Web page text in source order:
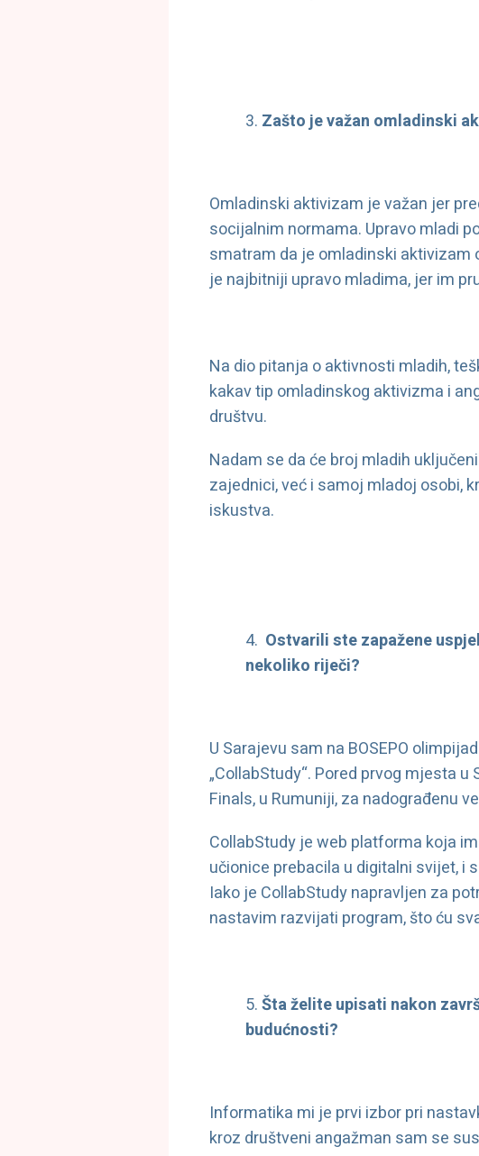
Zašto je važan omladinski
Omladinski aktivizam je važan jer
socijalnim normama. Upravo mladi
smatram da je omladinski aktivizam
je najbitniji upravo mladima, jer im
Na dio pitanja o aktivnosti mladih,
kakav tip omladinskog aktivizma i
društvu.
Nadam se da će broj mladih
zajednici, već i samoj mladoj osobi,
iskustva.
Ostvarili ste zapažene
nekoliko riječi?
U Sarajevu sam na BOSEPO
„CollabStudy“. Pored prvog mjesta
Finals, u Rumuniji, za nadograđenu
CollabStudy je web platforma koja
učionice prebacila u digitalni svijet, i
Iako je CollabStudy napravljen za
nastavim razvijati program, što ću
Šta želite upisati nakon
budućnosti?
Informatika mi je prvi izbor pri
kroz društveni angažman sam se